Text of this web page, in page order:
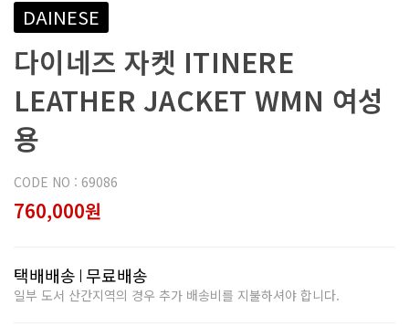
DAINESE
다이네즈 자켓 ITINERE
LEATHER JACKET WMN 여성
용
CODE NO : 69086
760,000원
택배배송 무료배송
일부 도서 산간지역의 경우 추가 배송비를 지불하셔야 합니다.